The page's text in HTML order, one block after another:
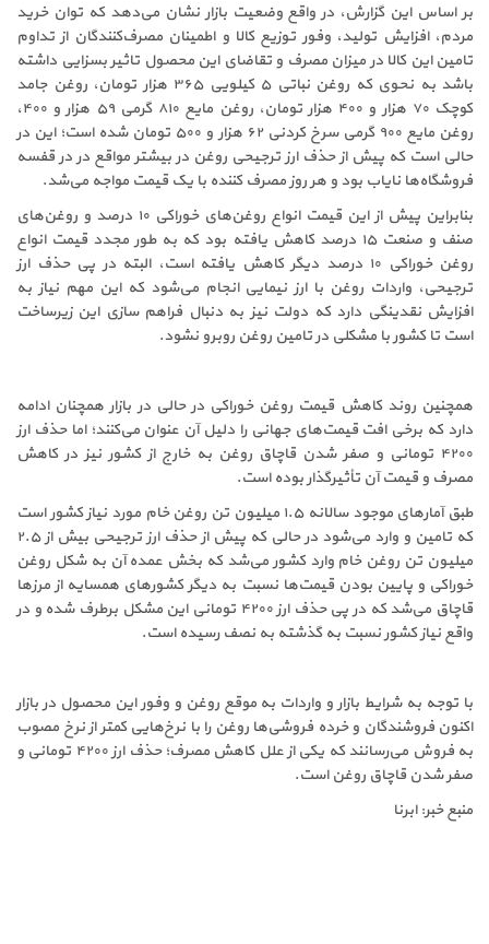
بر اساس این گزارش، در واقع وضعیت بازار نشان می‌دهد که توان خرید
مردم، افزایش تولید، وفور توزیع کالا و اطمینان مصرف‌کنندگان از تداوم
تامین این کالا در میزان مصرف و تقاضای این محصول تاثیر بسزایی داشته
باشد به نحوی که روغن نباتی ۵ کیلویی ۳۶۵ هزار تومان، روغن جامد
کوچک ۷۰ هزار و ۴۰۰ هزار تومان، روغن مایع ۸۱۰ گرمی ۵۹ هزار و ۴۰۰،
روغن مایع ۹۰۰ گرمی سرخ کردنی ۶۲ هزار و ۵۰۰ تومان
شده است؛ این در
حالی است که پیش از حذف ارز ترجیحی روغن در بیشتر مواقع در در قفسه
فروشگاه‌ها نایاب بود و هر روز مصرف کننده با یک قیمت مواجه می‌شد.
بنابراین پیش از این قیمت انواع روغن‌های خوراکی ۱۰ درصد و روغن‌های
صنف و صنعت ۱۵ درصد کاهش یافته بود که به طور مجدد قیمت انواع
روغن خوراکی ۱۰ درصد دیگر کاهش یافته است، البته در پی حذف ارز
ترجیحی، واردات روغن با ارز نیمایی انجام می‌شود که این مهم نیاز به
افزایش نقدینگی دارد که دولت نیز به دنبال فراهم سازی این زیرساخت
است تا کشور با مشکلی در تامین روغن روبرو نشود.
همچنین روند کاهش قیمت روغن خوراکی در حالی در بازار همچنان ادامه
دارد که برخی افت قیمت‌های جهانی را دلیل آن عنوان می‌کنند؛ اما حذف ارز
۴۲۰۰ تومانی و صفر شدن قاچاق روغن به خارج از کشور نیز در کاهش
مصرف و قیمت آن تأثیرگذار بوده است.
طبق آمارهای موجود سالانه ۱.۵ میلیون تن روغن خام مورد نیاز کشور است
که تامین و وارد می‌شود در حالی که پیش از حذف ارز ترجیحی بیش از ۲.۵
میلیون تن روغن خام وارد کشور می‌شد که بخش عمده آن به شکل روغن
خوراکی و پایین بودن قیمت‌ها نسبت به دیگر کشورهای همسایه از مرزها
قاچاق می‌شد که در پی حذف ارز ۴۲۰۰ تومانی این مشکل برطرف شده و در
واقع نیاز کشور نسبت به گذشته به نصف رسیده است.
با توجه به شرایط بازار و واردات به موقع روغن و وفور این محصول در بازار
اکنون فروشندگان و خرده فروشی‌ها روغن را با نرخ‌هایی کمتر از نرخ مصوب
به فروش می‌رسانند که یکی از علل کاهش مصرف؛ حذف ارز ۴۲۰۰ تومانی و
صفر شدن قاچاق روغن است.
منبع خبر: ابرنا